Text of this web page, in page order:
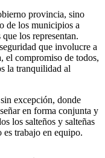
provincia, sino
de los municipios a
los representan.
que involucre a
el compromiso de todos,
la tranquilidad al
excepción, donde
en forma conjunta y
los salteños y salteñas
trabajo en equipo.